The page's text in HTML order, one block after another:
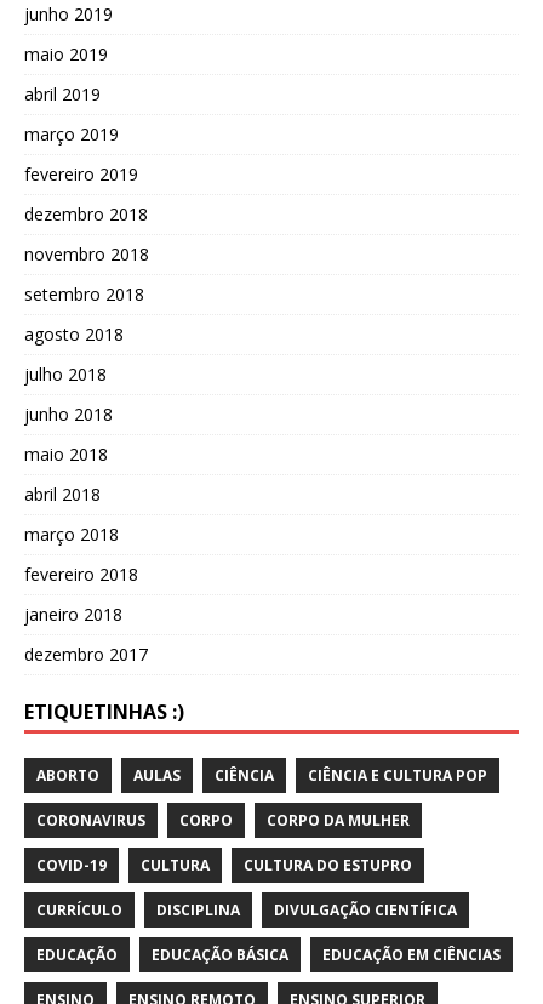
junho 2019
maio 2019
abril 2019
março 2019
fevereiro 2019
dezembro 2018
novembro 2018
setembro 2018
agosto 2018
julho 2018
junho 2018
maio 2018
abril 2018
março 2018
fevereiro 2018
janeiro 2018
dezembro 2017
ETIQUETINHAS :)
ABORTO AULAS CIÊNCIA CIÊNCIA E CULTURA POP
CORONAVIRUS CORPO CORPO DA MULHER
COVID-19 CULTURA CULTURA DO ESTUPRO
CURRÍCULO DISCIPLINA DIVULGAÇÃO CIENTÍFICA
EDUCAÇÃO EDUCAÇÃO BÁSICA EDUCAÇÃO EM CIÊNCIAS
ENSINO ENSINO REMOTO ENSINO SUPERIOR